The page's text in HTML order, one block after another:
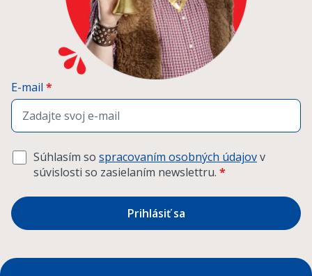
E-mail *
Súhlasím so spracovaním osobných údajovv
súvislosti so zasielaním newslettru. *
Prihlásiť sa